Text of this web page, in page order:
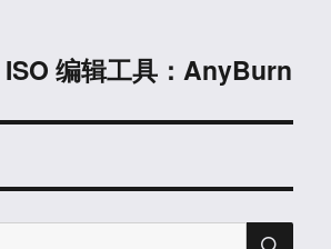
编辑工具：AnyBurn
搜